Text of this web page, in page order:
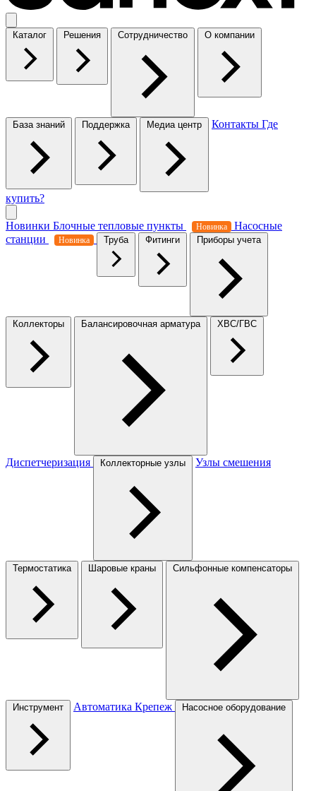
Каталог Решения Сотрудничество О компании
База знаний Поддержка Медиа центр Контакты Где
купить?
Новинки Блочные тепловые пункты Новинка
Насосные
станции
Новинка Труба Фитинги Приборы учета
Коллекторы Балансировочная арматура ХВС/ГВС
Диспетчеризация Коллекторные узлы Узлы смешения
Термостатика Шаровые краны Сильфонные компенсаторы
Инструмент Автоматика Крепеж Насосное оборудование